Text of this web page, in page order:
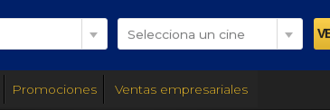
Selecciona un cine
Promociones Ventas empresariales